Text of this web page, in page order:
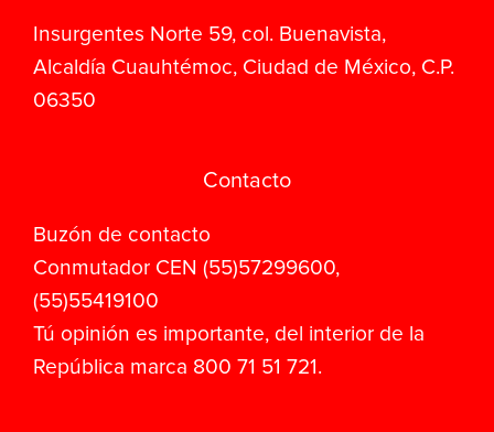
Insurgentes Norte 59, col. Buenavista,
Alcaldía Cuauhtémoc, Ciudad de México, C.P.
06350
Contacto
Buzón de contacto
Conmutador CEN (55)57299600,
(55)55419100
Tú opinión es importante, del interior de la
República marca 800 71 51 721.